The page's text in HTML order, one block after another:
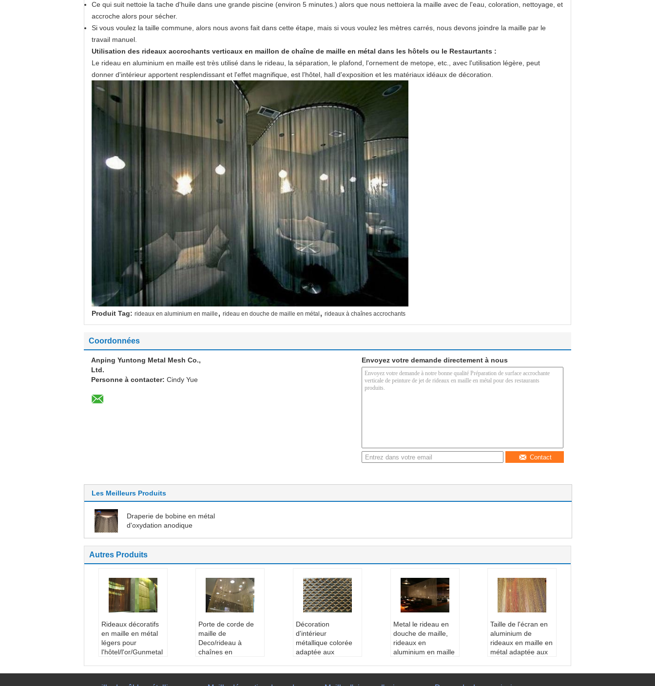
Ce qui suit nettoie la tache d'huile dans une grande piscine (environ 5 minutes.) alors que nous nettoiera la maille avec de l'eau, coloration, nettoyage, et
accroche alors pour sécher.
Si vous voulez la taille commune, alors nous avons fait dans cette étape, mais si vous voulez les mètres carrés, nous devons joindre la maille par le
travail manuel.
Utilisation des rideaux accrochants verticaux en maillon de chaîne de maille en métal dans les hôtels ou le Restaurtants :
Le rideau en aluminium en maille est très utilisé dans le rideau, la séparation, le plafond, l'ornement de metope, etc., avec l'utilisation légère, peut
donner d'intérieur apportent resplendissant et l'effet magnifique, est l'hôtel, hall d'exposition et les matériaux idéaux de décoration.
Produit Tag: rideaux en aluminium en maille , rideau en douche de maille en métal , rideaux à chaînes accrochants
Coordonnées
Anping Yuntong Metal Mesh Co.,
Ltd.
Personne à contacter: Cindy Yue
Envoyez votre demande directement à nous
Contact
Les Meilleurs Produits
Draperie de bobine en métal
d'oxydation anodique
Autres Produits
Rideaux décoratifs
en maille en métal
légers pour
l'hôtel/l'or/Gunmetal
Porte de corde de
maille de
Deco/rideau à
chaînes en
Décoration
d'intérieur
métallique colorée
adaptée aux
Metal le rideau en
douche de maille,
rideaux en
aluminium en maille
Taille de l'écran en
aluminium de
rideaux en maille en
métal adaptée aux